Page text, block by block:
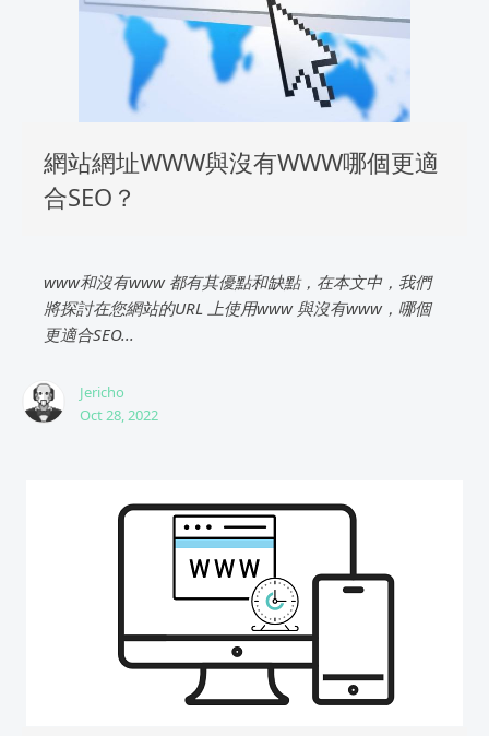
網站網址WWW與沒有WWW哪個更適
合SEO？
www和沒有www 都有其優點和缺點，在本文中，我們
將探討在您網站的URL 上使用www 與沒有www，哪個
更適合SEO...
Jericho
Oct 28, 2022